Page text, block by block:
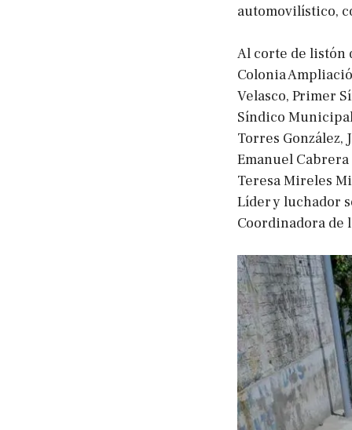
automovilístico,
Al corte de listón
Colonia
Velasco, Primer
Síndico
Torres
Emanuel
Teresa Mireles
Líder y luchador
Coordinadora de